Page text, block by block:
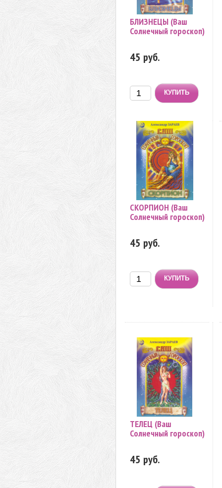
БЛИЗНЕЦЫ (Ваш
Солнечный гороскоп)
45 руб.
СКОРПИОН (Ваш
Солнечный гороскоп)
45 руб.
ТЕЛЕЦ (Ваш
Солнечный гороскоп)
45 руб.